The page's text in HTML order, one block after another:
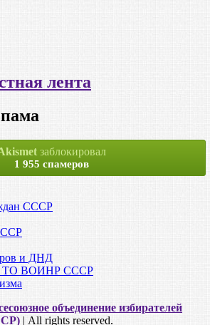
лента
заблокировал
1 955 спамеров
СССР
и ДНД
ТО ВОИНР СССР
объединение избирателей
| All rights reserved.